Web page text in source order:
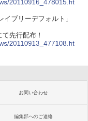
20110916_478015.ht
イブリーデフォルト」
先行配布！
20110913_477108.ht
お問い合わせ
編集部へのご連絡